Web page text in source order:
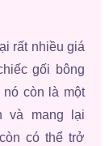
rất nhiều giá
gối bông
nó còn là một
và mang lại
có thể trở